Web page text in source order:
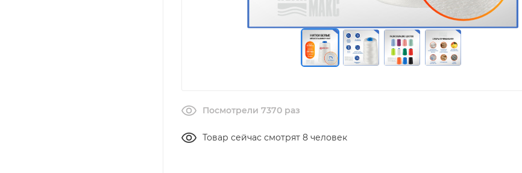
Посмотрели 7370 раз
Товар сейчас смотрят 8 человек